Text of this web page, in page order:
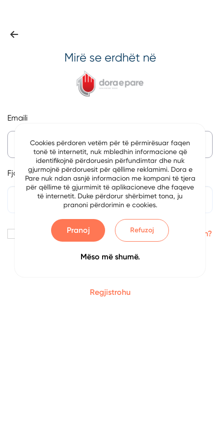
Mirë se erdhët në
Emaili
Fjalëkalim
Me kujto Keni harruar fjalëkalimin?
Regjistrohu
Cookies përdoren vetëm për të përmirësuar faqen
tonë të internetit, nuk mbledhin informacione që
identifikojnë përdoruesin përfundimtar dhe nuk
gjurmojnë përdoruesit për qëllime reklamimi. Dora e
Pare nuk ndan asnjë informacion me kompani të tjera
për qëllime të gjurmimit të aplikacioneve dhe faqeve
të internetit. Duke përdorur shërbimet tona, ju
pranoni përdorimin e cookies.
Pranoj Refuzoj
Mëso më shumë.